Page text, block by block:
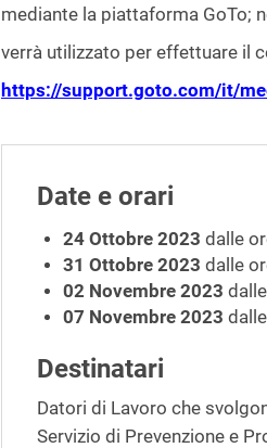
mediante la piattaforma GoTo;
verrà utilizzato per effettuare il
https://support.goto.com/it/
Date e orari
24 Ottobre 2023 dalle
31 Ottobre 2023 dalle
02 Novembre 2023
07 Novembre 2023
Destinatari
Datori di Lavoro che
Servizio di Prevenzione e